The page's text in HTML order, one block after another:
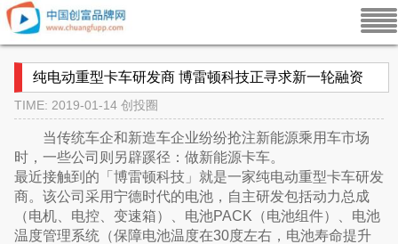
纯电动重型卡车研发商 博雷顿科技正寻求新一轮融资
TIME: 2019-01-14 创投圈
当传统车企和新造车企业纷纷抢注新能源乘用车市场
时，一些公司则另辟蹊径：做新能源卡车。
最近接触到的「博雷顿科技」就是一家纯电动重型卡车研发
商。该公司采用宁德时代的电池，自主研发包括动力总成
（电机、电控、变速箱）、电池PACK（电池组件）、电池
温度管理系统（保障电池温度在30度左右，电池寿命提升